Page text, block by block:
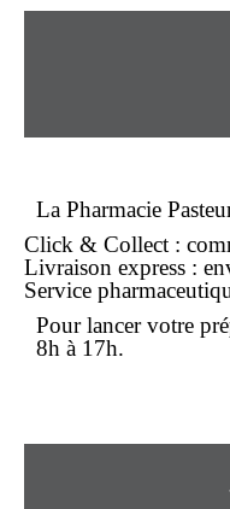
La Pharmacie
Click & Collect :
Livraison express :
Service
Pour lancer votre
8h à 17h.